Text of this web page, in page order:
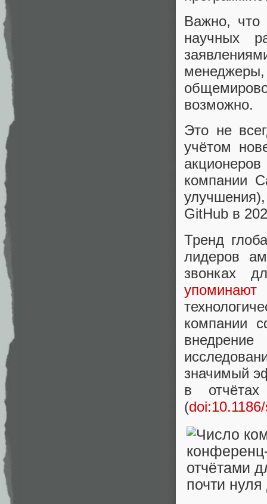
Важно, что
научных
возможно.
Это не
учётом
компании
GitHub в
Тренд
лидеров
звонках
упоминают
компании
значимый
в
(